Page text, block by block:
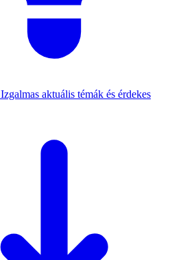
Izgalmas aktuális témák és érdekes